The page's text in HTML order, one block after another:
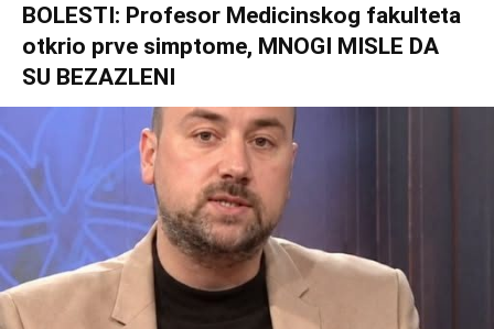
BOLESTI: Profesor Medicinskog fakulteta
otkrio prve simptome, MNOGI MISLE DA
SU BEZAZLENI